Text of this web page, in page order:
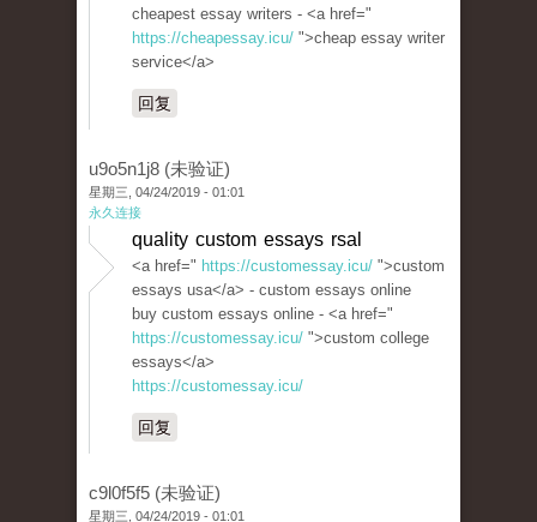
cheapest essay writers - <a href="
https://cheapessay.icu/ ">cheap essay writer
service</a>
回复
u9o5n1j8 (未验证)
星期三, 04/24/2019 - 01:01
永久连接
quality custom essays rsal
<a href=" https://customessay.icu/ ">custom
essays usa</a> - custom essays online
buy custom essays online - <a href="
https://customessay.icu/ ">custom college
essays</a>
https://customessay.icu/
回复
c9l0f5f5 (未验证)
星期三, 04/24/2019 - 01:01